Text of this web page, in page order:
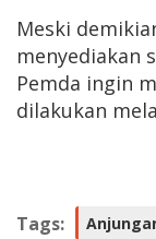
Meski
menyediakan
Pemda ingin
dilakukan
Tags: